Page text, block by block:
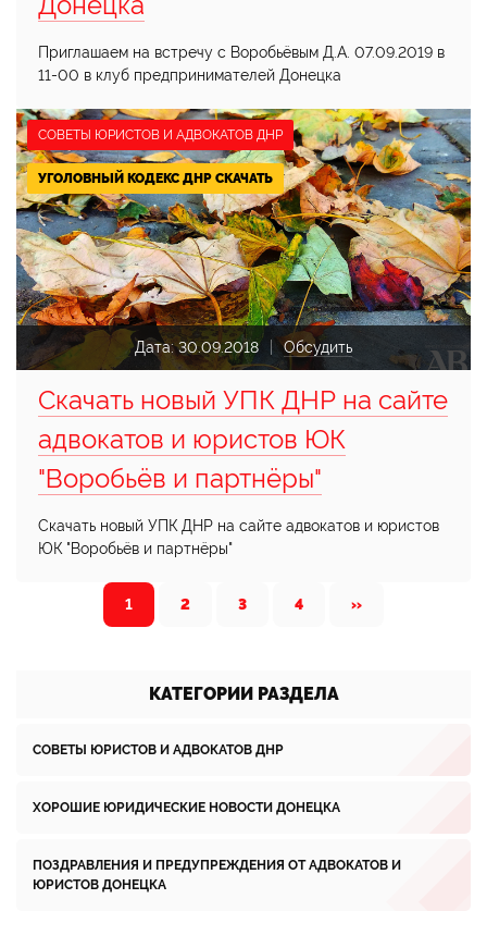
Приглашаем на встречу с Воробьёвым Д.А. 07.09.2019 в
11-00 в клуб предпринимателей Донецка
СОВЕТЫ ЮРИСТОВ И АДВОКАТОВ ДНР
Скачать новый УПК ДНР на сайте
адвокатов и юристов ЮК
"Воробьёв и партнёры"
Скачать новый УПК ДНР на сайте адвокатов и юристов
ЮК "Воробьёв и партнёры"
Дата:30.09.2018 Обсудить
УГОЛОВНЫЙ КОДЕКС ДНР СКАЧАТЬ
1 2 3 4 »
КАТЕГОРИИ РАЗДЕЛА
СОВЕТЫ ЮРИСТОВ И АДВОКАТОВ ДНР
ХОРОШИЕ ЮРИДИЧЕСКИЕ НОВОСТИ ДОНЕЦКА
ПОЗДРАВЛЕНИЯ И ПРЕДУПРЕЖДЕНИЯ ОТ АДВОКАТОВ И
ЮРИСТОВ ДОНЕЦКА